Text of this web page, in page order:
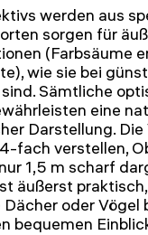
werden aus
sorgen für
(Farbsäume
wie sie bei
Sämtliche
eine
Darstellung.
fach verstellen,
1,5 m scharf
äußerst
oder
bequemen